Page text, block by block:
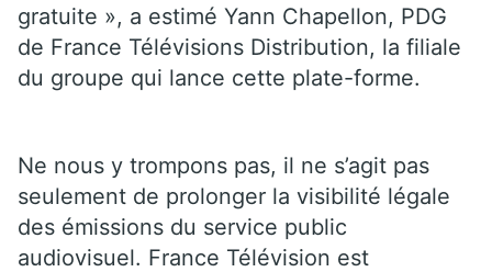
gratuite », a estimé Yann Chapellon, PDG
de France Télévisions Distribution, la filiale
du groupe qui lance cette plate-forme.
Ne nous y trompons pas, il ne s’agit pas
seulement de prolonger la visibilité légale
des émissions du service public
audiovisuel. France Télévision est